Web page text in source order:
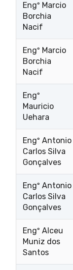
Engº Marcio
Borchia
Nacif
Engº Marcio
Borchia
Nacif
Engº
Mauricio
Uehara
Engº Antonio
Carlos Silva
Gonçalves
Engº Antonio
Carlos Silva
Gonçalves
Engº Alceu
Muniz dos
Santos